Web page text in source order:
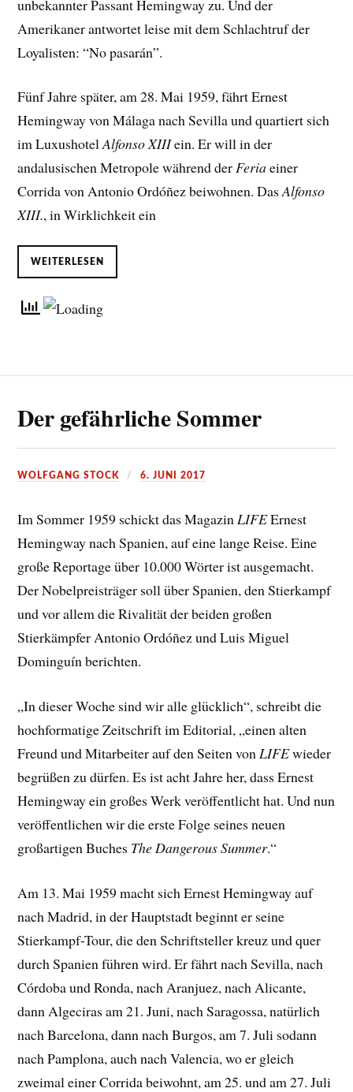
unbekannter Passant Hemingway zu. Und der
Amerikaner antwortet leise mit dem Schlachtruf der
Loyalisten: “No pasarán”.
Fünf Jahre später, am 28. Mai 1959, fährt Ernest
Hemingway von Málaga nach Sevilla und quartiert sich
im LuxushotelAlfonso XIIIein. Er will in der
andalusischen Metropole während derFeriaeiner
Corrida von Antonio Ordóñez beiwohnen. DasAlfonso
XIII., in Wirklichkeit ein
WEITERLESEN
Der gefährliche Sommer
WOLFGANG STOCK 6. JUNI 2017
Im Sommer 1959 schickt das MagazinLIFEErnest
Hemingway nach Spanien, auf eine lange Reise. Eine
große Reportage über 10.000 Wörter ist ausgemacht.
Der Nobelpreisträger soll über Spanien, den Stierkampf
und vor allem die Rivalität der beiden großen
Stierkämpfer Antonio Ordóñez und Luis Miguel
Dominguín berichten.
„In dieser Woche sind wir alle glücklich“, schreibt die
hochformatige Zeitschrift im Editorial, „einen alten
Freund und Mitarbeiter auf den Seiten vonLIFEwieder
begrüßen zu dürfen. Es ist acht Jahre her, dass Ernest
Hemingway ein großes Werk veröffentlicht hat. Und nun
veröffentlichen wir die erste Folge seines neuen
großartigen Buches The Dangerous Summer.“
Am 13. Mai 1959 macht sich Ernest Hemingway auf
nach Madrid, in der Hauptstadt beginnt er seine
Stierkampf-Tour, die den Schriftsteller kreuz und quer
durch Spanien führen wird. Er fährt nach Sevilla, nach
Córdoba und Ronda, nach Aranjuez, nach Alicante,
dann Algeciras am 21. Juni, nach Saragossa, natürlich
nach Barcelona, dann nach Burgos, am 7. Juli sodann
nach Pamplona, auch nach Valencia, wo er gleich
zweimal einer Corrida beiwohnt, am 25. und am 27. Juli